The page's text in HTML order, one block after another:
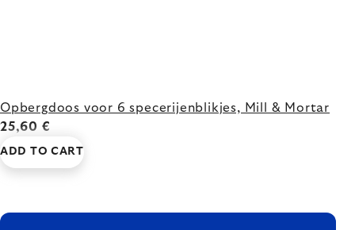
Opbergdoos voor 6 specerijenblikjes, Mill & Mortar
25,60 €
ADD TO CART
FOOTER